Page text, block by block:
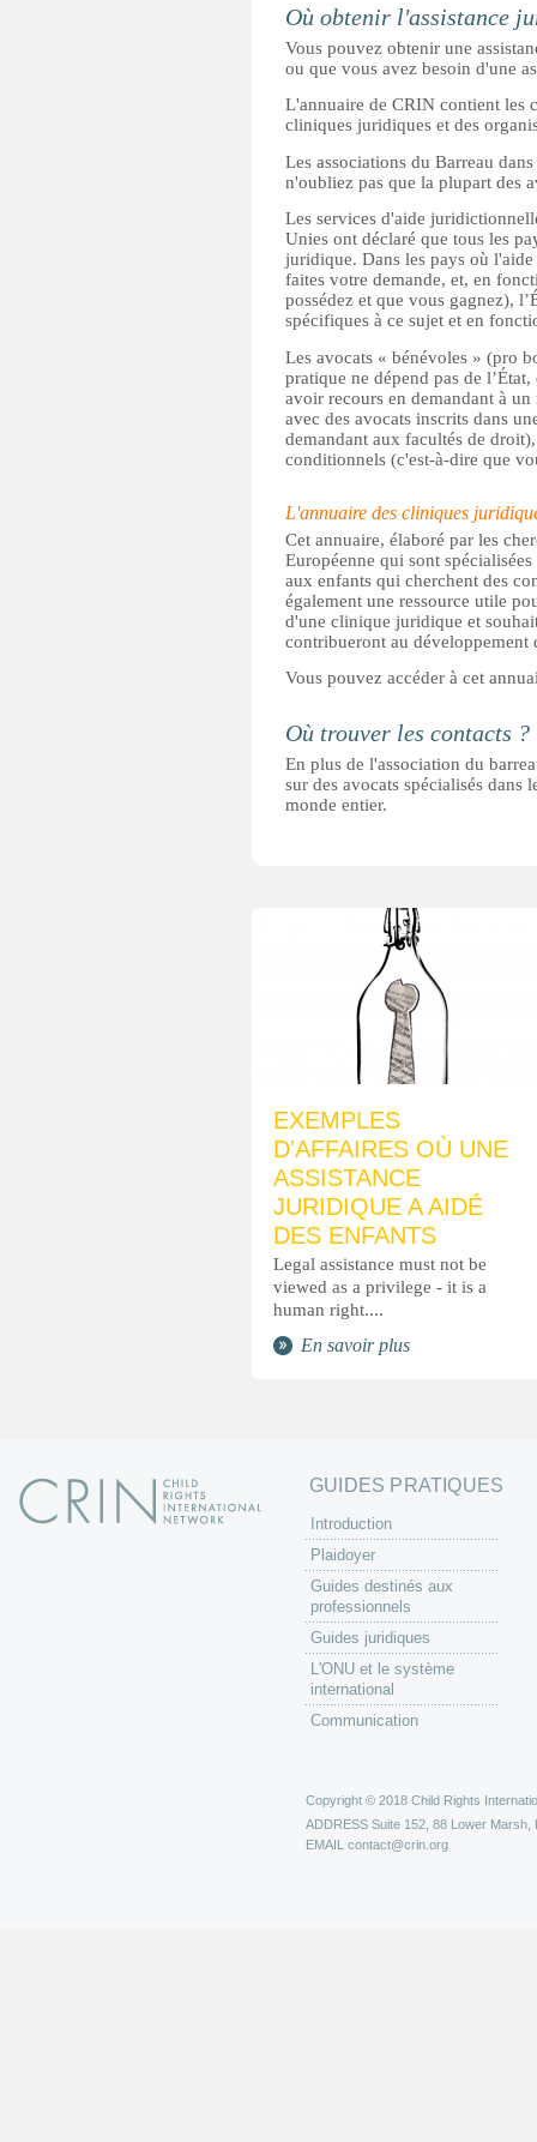
Où obtenir l'assistance
Vous pouvez obtenir une
ou que vous avez besoin d'une
L'annuaire de CRIN contient les
cliniques juridiques et des
Les associations du Barreau
n'oubliez pas que la plupart des
Les services d'aide
Unies ont déclaré que tous les
juridique. Dans les pays où l'aide
faites votre demande, et, en
possédez et que vous gagnez),
spécifiques à ce sujet et en
Les avocats « bénévoles » (pro
pratique ne dépend pas de
avoir recours en demandant à un
avec des avocats inscrits dans
demandant aux facultés de
conditionnels (c'est-à-dire que
L'annuaire des cliniques
Cet annuaire, élaboré par les
Européenne qui sont
aux enfants qui cherchent des
également une ressource utile
d'une clinique juridique et
contribueront au développement
Vous pouvez accéder à cet
Où trouver les contacts ?
En plus de l'association du
sur des avocats spécialisés dans
monde entier.
EXEMPLES
D'AFFAIRES OÙ UNE
ASSISTANCE
JURIDIQUE A AIDÉ
DES ENFANTS
Legal assistance must not be
viewed as a privilege - it is a
human right....
En savoir plus
GUIDES PRATIQUES
Introduction
Plaidoyer
Guides destinés aux
professionnels
Guides juridiques
L'ONU et le système
international
Communication
Copyright © 2018 Child Rights
ADDRESS Suite 152, 88 Lower Marsh,
EMAIL contact@crin.org